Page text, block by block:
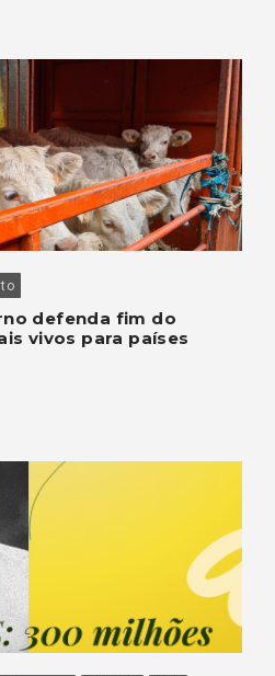
defenda fim do
vivos para países